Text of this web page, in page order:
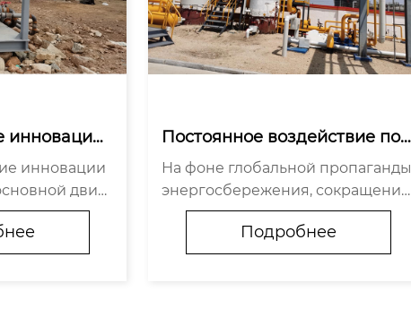
инновации
прорыву
энергосбер
инновации
движ
отрасли эн
оборудовани
ряд научно
Постоянное воздействие пол
итики и устойчивое расшире
ние рынка энергосберегающ
его оборудования
На фоне глобальной пропаганды
энергосбережения, сокращения
выбросов и устойчивого развит
ия, правительства всех стран пр
идают все большее значение сф
Подробнее